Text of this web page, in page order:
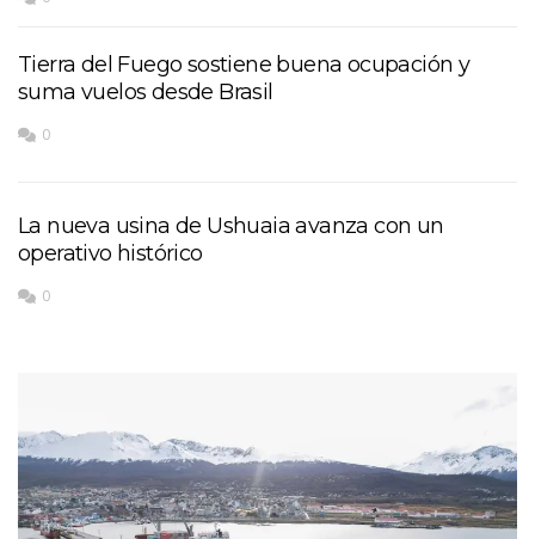
Tierra del Fuego sostiene buena ocupación y
suma vuelos desde Brasil
0
La nueva usina de Ushuaia avanza con un
operativo histórico
0